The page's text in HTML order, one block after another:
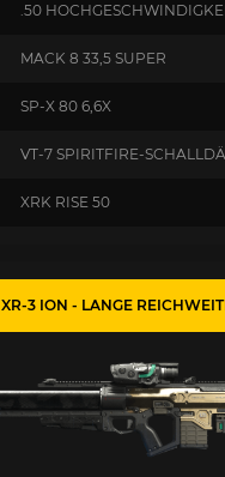
.50
MACK 8 33,5 SUPER
SP-X 80 6,6X
VT-7 SPIRITFIRE-
XRK RISE 50
XR-3 ION - LANGE